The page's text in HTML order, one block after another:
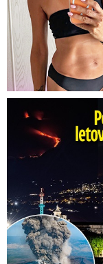
Erupce sicilské